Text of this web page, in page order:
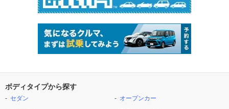
ボディタイプから探す
セダン
オープンカー